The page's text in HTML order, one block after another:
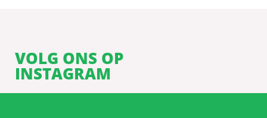
VOLG ONS OP
INSTAGRAM